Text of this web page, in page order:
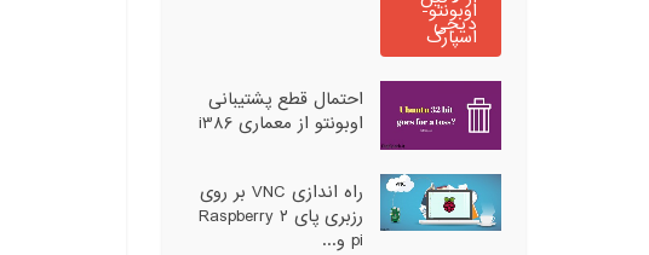
احتمال قطع پشتیبانی
اوبونتو از معماری i386
راه اندازی VNC بر روی
رزبری پای ۲ Raspberry
pi و...